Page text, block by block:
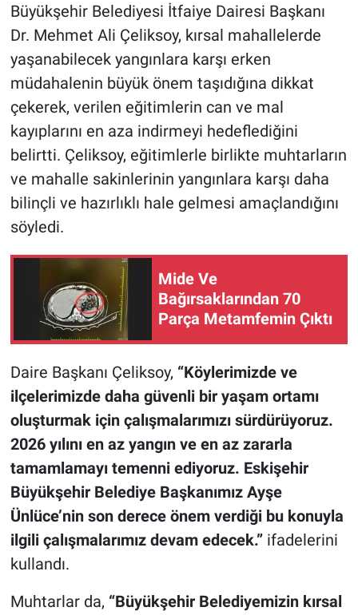
Büyükşehir Belediyesi İtfaiye Dairesi Başkanı
Dr. Mehmet Ali Çeliksoy, kırsal mahallelerde
yaşanabilecek yangınlara karşı erken
müdahalenin büyük önem taşıdığına dikkat
çekerek, verilen eğitimlerin can ve mal
kayıplarını en aza indirmeyi hedeflediğini
belirtti. Çeliksoy, eğitimlerle birlikte muhtarların
ve mahalle sakinlerinin yangınlara karşı daha
bilinçli ve hazırlıklı hale gelmesi amaçlandığını
söyledi.
Mide Ve
Bağırsaklarından 70
Parça Metamfemin Çıktı
Daire Başkanı Çeliksoy, “Köylerimizde ve
ilçelerimizde daha güvenli bir yaşam ortamı
oluşturmak için çalışmalarımızı sürdürüyoruz.
2026 yılını en az yangın ve en az zararla
tamamlamayı temenni ediyoruz. Eskişehir
Büyükşehir Belediye Başkanımız Ayşe
Ünlüce’nin son derece önem verdiği bu konuyla
ilgili çalışmalarımız devam edecek.”ifadelerini
kullandı.
Muhtarlar da, “Büyükşehir Belediyemizin kırsal